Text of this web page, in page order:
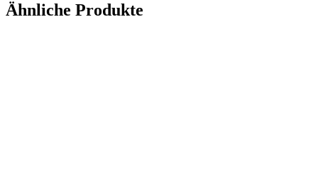
Ähnliche Produkte